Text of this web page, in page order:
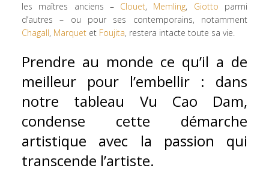
les maîtres anciens – Clouet, Memling, Giotto parmi
d’autres – ou pour ses contemporains, notamment
Chagall, Marquetet Foujita, restera intacte toute sa vie.
Prendre au monde ce qu’il a de
meilleur pour l’embellir : dans
notre tableau Vu Cao Dam,
condense cette démarche
artistique avec la passion qui
transcende l’artiste.